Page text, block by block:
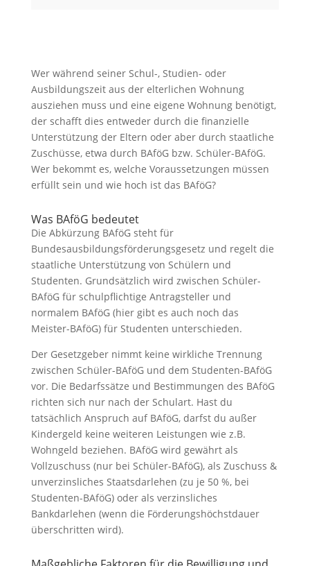
Wer während seiner Schul-, Studien- oder
Ausbildungszeit aus der elterlichen Wohnung
ausziehen muss und eine eigene Wohnung benötigt,
der schafft dies entweder durch die finanzielle
Unterstützung der Eltern oder aber durch staatliche
Zuschüsse, etwa durch BAföG bzw. Schüler-BAföG.
Wer bekommt es, welche Voraussetzungen müssen
erfüllt sein und wie hoch ist das BAföG?
Was BAföG bedeutet
Die Abkürzung BAföG steht für
Bundesausbildungsförderungsgesetz und regelt die
staatliche Unterstützung von Schülern und
Studenten. Grundsätzlich wird zwischen Schüler-
BAföG für schulpflichtige Antragsteller und
normalem BAföG (hier gibt es auch noch das
Meister-BAföG) für Studenten unterschieden.
Der Gesetzgeber nimmt keine wirkliche Trennung
zwischen Schüler-BAföG und dem Studenten-BAföG
vor. Die Bedarfssätze und Bestimmungen des BAföG
richten sich nur nach der Schulart. Hast du
tatsächlich Anspruch auf BAföG, darfst du außer
Kindergeld keine weiteren Leistungen wie z.B.
Wohngeld beziehen. BAföG wird gewährt als
Vollzuschuss (nur bei Schüler-BAföG), als Zuschuss &
unverzinsliches Staatsdarlehen (zu je 50 %, bei
Studenten-BAföG) oder als verzinsliches
Bankdarlehen (wenn die Förderungshöchstdauer
überschritten wird).